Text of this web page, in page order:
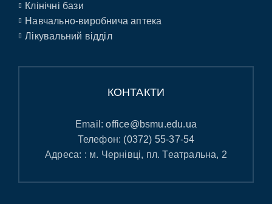
Клінічні бази
Навчально-виробнича аптека
Лікувальний відділ
КОНТАКТИ
Email:office@bsmu.edu.ua
Телефон: (0372) 55-37-54
Адреса: : м. Чернівці, пл. Театральна, 2